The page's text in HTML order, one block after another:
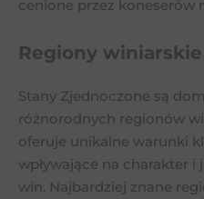
cenione przez koneserów
Regiony winiarskie
Stany Zjednoczone są
różnorodnych regionów
oferuje unikalne warunki
wpływające na charakter
win. Najbardziej znane